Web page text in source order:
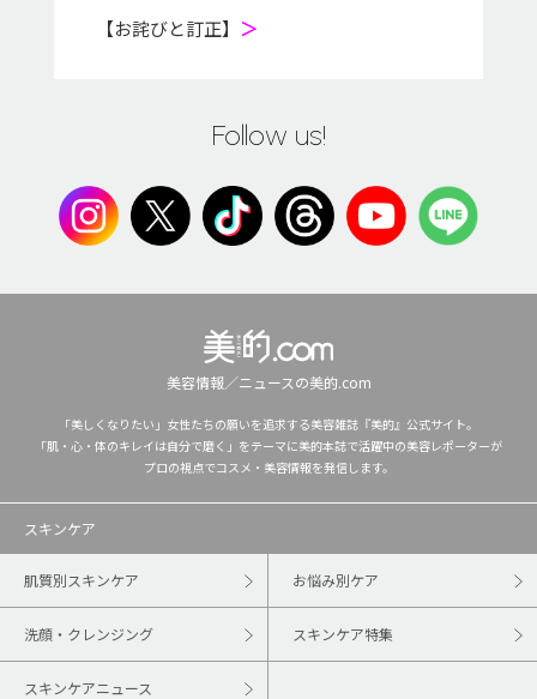
【お詫びと訂正】 ＞
Follow us!
美容情報／ニュースの美的.com
「美しくなりたい」女性たちの願いを追求する美容雑誌『美的』公式サイト。
「肌・心・体のキレイは自分で磨く」をテーマに美的本誌で活躍中の美容レポーターが
プロの視点でコスメ・美容情報を発信します。
スキンケア
肌質別スキンケア お悩み別ケア
洗顔・クレンジング スキンケア特集
スキンケアニュース